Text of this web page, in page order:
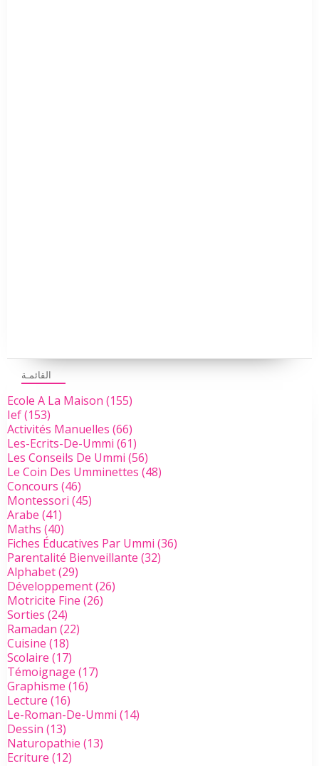
القائمـة
Ecole A La Maison (155)
Ief(153)
Activités Manuelles (66)
Les-Ecrits-De-Ummi (61)
Les Conseils De Ummi (56)
Le Coin Des Umminettes (48)
Concours (46)
Montessori (45)
Arabe (41)
Maths (40)
Fiches Éducatives Par Ummi (36)
Parentalité Bienveillante (32)
Alphabet(29)
Développement(26)
Motricite Fine (26)
Sorties (24)
Ramadan (22)
Cuisine (18)
Scolaire (17)
Témoignage (17)
Graphisme (16)
Lecture (16)
Le-Roman-De-Ummi (14)
Dessin (13)
Naturopathie (13)
Ecriture (12)